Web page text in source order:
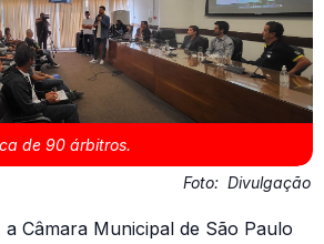
de 90 árbitros.
Foto: Divulgação
a Câmara Municipal de São Paulo